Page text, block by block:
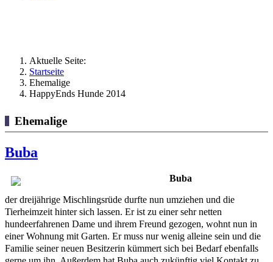
Aktuelle Seite:
Startseite
Ehemalige
HappyEnds Hunde 2014
Ehemalige
Buba
Buba
der dreijährige Mischlingsrüde durfte nun umziehen und die
Tierheimzeit hinter sich lassen. Er ist zu einer sehr netten
hundeerfahrenen Dame und ihrem Freund gezogen, wohnt nun in
einer Wohnung mit Garten. Er muss nur wenig alleine sein und die
Familie seiner neuen Besitzerin kümmert sich bei Bedarf ebenfalls